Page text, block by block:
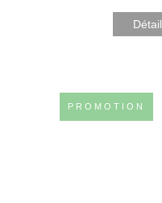
Détail
PROMOTION